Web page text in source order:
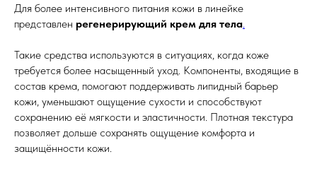
Для более интенсивного питания кожи в линейке
представлен регенерирующий крем для тела
Такие средства используются в ситуациях, когда коже
требуется более насыщенный уход. Компоненты, входящие в
состав крема, помогают поддерживать липидный барьер
кожи, уменьшают ощущение сухости и способствуют
сохранению её мягкости и эластичности. Плотная текстура
позволяет дольше сохранять ощущение комфорта и
защищённости кожи.